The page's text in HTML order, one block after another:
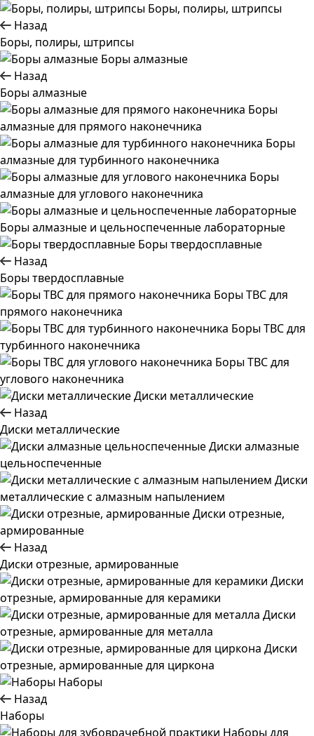
Боры, полиры, штрипсы
Назад
Боры, полиры, штрипсы
Боры алмазные
Назад
Боры алмазные
Боры
алмазные для прямого наконечника
Боры
алмазные для турбинного наконечника
Боры
алмазные для углового наконечника
Боры алмазные и цельноспеченные лабораторные
Боры твердосплавные
Назад
Боры твердосплавные
Боры ТВС для
прямого наконечника
Боры ТВС для
турбинного наконечника
Боры ТВС для
углового наконечника
Диски металлические
Назад
Диски металлические
Диски алмазные
цельноспеченные
Диски
металлические с алмазным напылением
Диски отрезные,
армированные
Назад
Диски отрезные, армированные
Диски
отрезные, армированные для керамики
Диски
отрезные, армированные для металла
Диски
отрезные, армированные для циркона
Наборы
Назад
Наборы
Наборы для